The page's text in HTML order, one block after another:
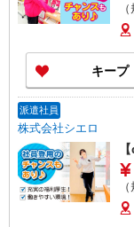
（規
+
頂
い
+
キープ
派遣社員
株式会社シエロ
（規
+
頂